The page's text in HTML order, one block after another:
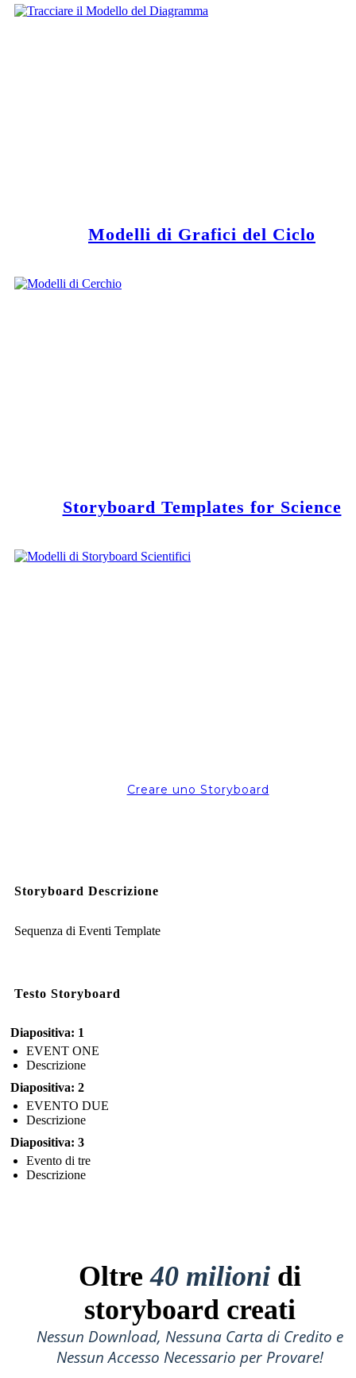
Modelli di Grafici del Ciclo
Storyboard Templates for Science
Creare uno Storyboard
Storyboard Descrizione
Sequenza di Eventi Template
Testo Storyboard
Diapositiva: 1
EVENT ONE
Descrizione
Diapositiva: 2
EVENTO DUE
Descrizione
Diapositiva: 3
Evento di tre
Descrizione
Oltre40 milioni di
storyboard creati
Nessun Download, Nessuna Carta di Credito e
Nessun Accesso Necessario per Provare!